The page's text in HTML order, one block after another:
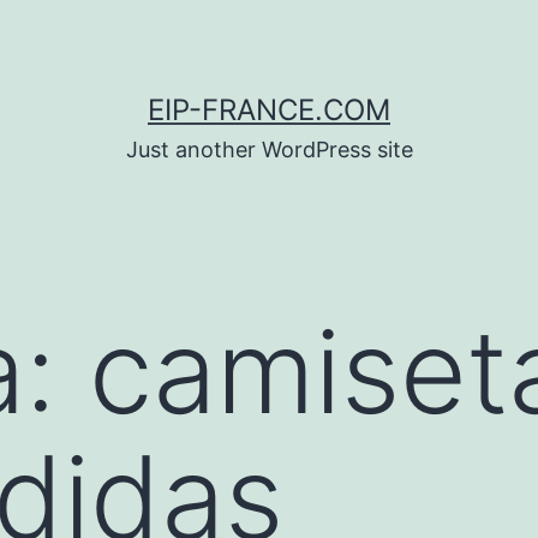
EIP-FRANCE.COM
Just another WordPress site